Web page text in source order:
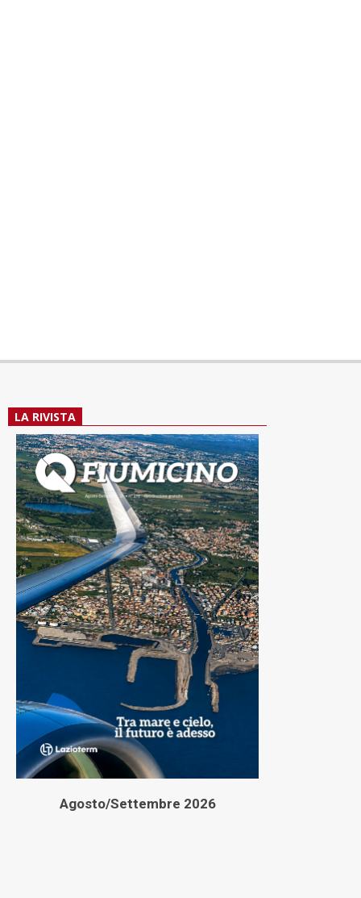
LA RIVISTA
Agosto/Settembre 2026